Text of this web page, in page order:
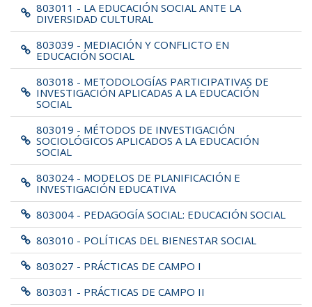
803011 - LA EDUCACIÓN SOCIAL ANTE LA
DIVERSIDAD CULTURAL
803039 - MEDIACIÓN Y CONFLICTO EN
EDUCACIÓN SOCIAL
803018 - METODOLOGÍAS PARTICIPATIVAS DE
INVESTIGACIÓN APLICADAS A LA EDUCACIÓN
SOCIAL
803019 - MÉTODOS DE INVESTIGACIÓN
SOCIOLÓGICOS APLICADOS A LA EDUCACIÓN
SOCIAL
803024 - MODELOS DE PLANIFICACIÓN E
INVESTIGACIÓN EDUCATIVA
803004 - PEDAGOGÍA SOCIAL: EDUCACIÓN SOCIAL
803010 - POLÍTICAS DEL BIENESTAR SOCIAL
803027 - PRÁCTICAS DE CAMPO I
803031 - PRÁCTICAS DE CAMPO II